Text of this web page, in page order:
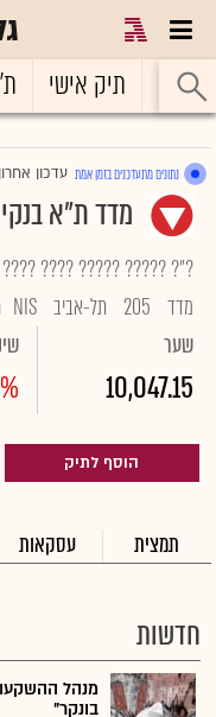
ראשי תיק אישי
נתונים מתעדכנים בזמן אמת |עדכון אחרון
מדד ת"א
?"? ????? ????? ???? ????
מדד 205 תל-אביב NIS
שער
10,047.15
הוסף לתיק
תמצית עסקאות
חדשות
מנהל
בונקר"